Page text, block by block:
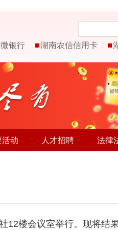
银行 湖南农信信用卡
活动 人才招聘 法律
楼会议室举行。现将结